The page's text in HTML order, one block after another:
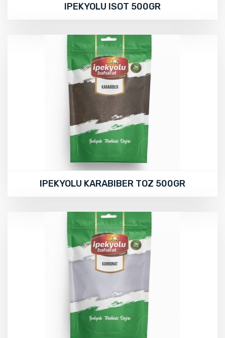
IPEKYOLU ISOT 500GR
IPEKYOLU KARABIBER TOZ 500GR